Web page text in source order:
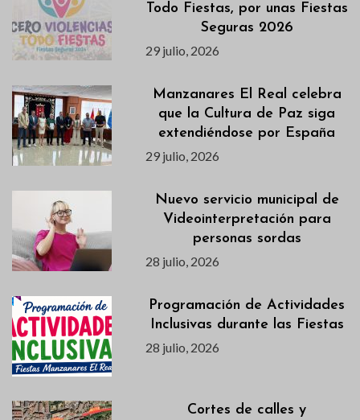
Todo Fiestas, por unas Fiestas
Seguras 2026
29 julio, 2026
Manzanares El Real celebra
que la Cultura de Paz siga
extendiéndose por España
29 julio, 2026
Nuevo servicio municipal de
Videointerpretación para
personas sordas
28 julio, 2026
Programación de Actividades
Inclusivas durante las Fiestas
28 julio, 2026
Cortes de calles y